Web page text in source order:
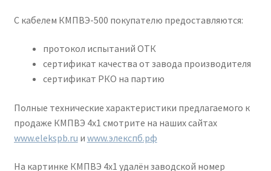
С кабелем КМПВЭ-500 покупателю предоставляются:
протокол испытаний ОТК
сертификат качества от завода производителя
сертификат РКО на партию
Полные технические характеристики предлагаемого к
продаже КМПВЭ 4х1 смотрите на наших сайтах
www.elekspb.ru и www.элекспб.рф
На картинке КМПВЭ 4х1 удалён заводской номер